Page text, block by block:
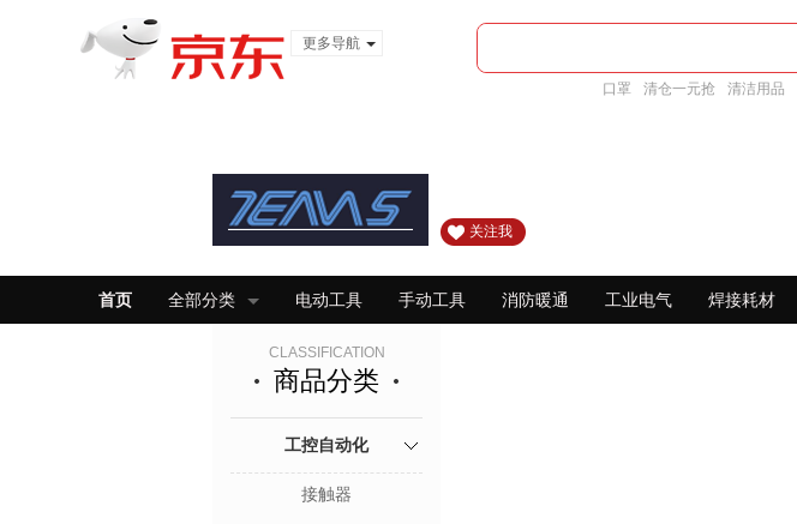
更多导航
口罩 清仓一元抢 清洁用品
关注我
首页 全部分类 电动工具 手动工具 消防暖通 工业电气 焊接耗材
CLASSIFICATION
商品分类
工控自动化
接触器